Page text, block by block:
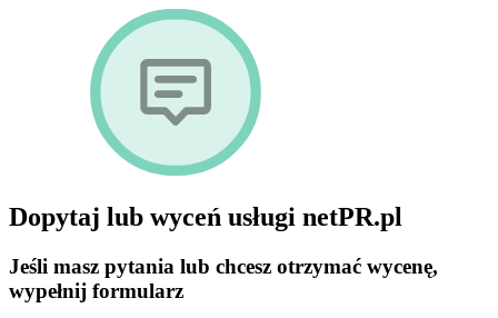
Dopytaj lub wyceń usługi netPR.pl
Jeśli masz pytania lub chcesz otrzymać wycenę,
wypełnij formularz